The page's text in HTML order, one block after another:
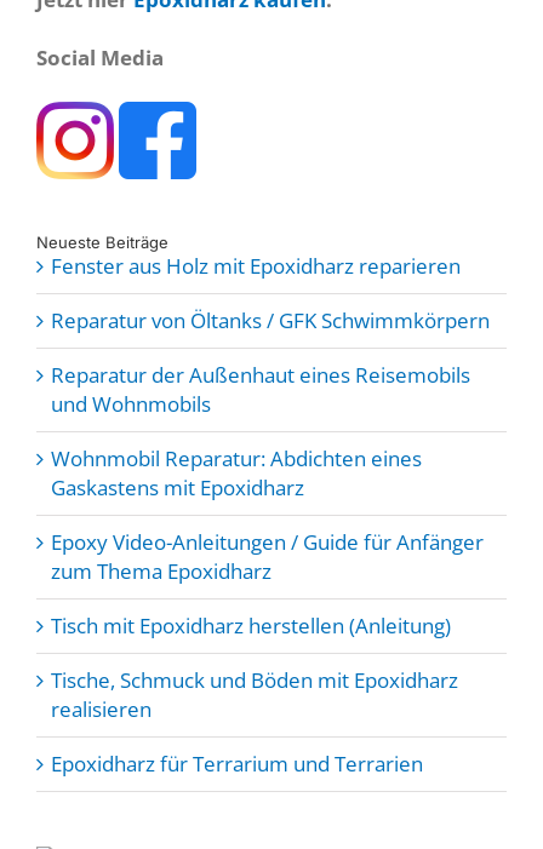
Social Media
Neueste Beiträge
Fenster aus Holz mit Epoxidharz reparieren
Reparatur von Öltanks / GFK Schwimmkörpern
Reparatur der Außenhaut eines Reisemobils
und Wohnmobils
Wohnmobil Reparatur: Abdichten eines
Gaskastens mit Epoxidharz
Epoxy Video-Anleitungen / Guide für Anfänger
zum Thema Epoxidharz
Tisch mit Epoxidharz herstellen (Anleitung)
Tische, Schmuck und Böden mit Epoxidharz
realisieren
Epoxidharz für Terrarium und Terrarien